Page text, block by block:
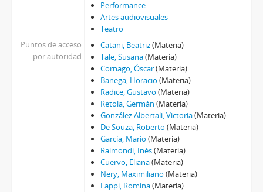
Performance
Artes audiovisuales
Teatro
Puntos de acceso
por autoridad
Catani, Beatriz(Materia)
Tale, Susana(Materia)
Cornago, Óscar(Materia)
Banega, Horacio (Materia)
Radice, Gustavo (Materia)
Retola, Germán (Materia)
González Albertali, Victoria(Materia)
De Souza, Roberto (Materia)
García, Mario (Materia)
Raimondi, Inés(Materia)
Cuervo, Eliana(Materia)
Nery, Maximiliano (Materia)
Lappi, Romina(Materia)